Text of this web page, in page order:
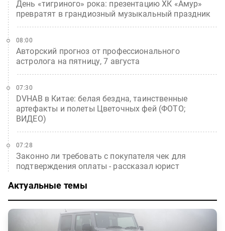
День «тигриного» рока: презентацию ХК «Амур»
превратят в грандиозный музыкальный праздник
Авторский прогноз от профессионального
астролога на пятницу, 7 августа
08:00
DVHAB в Китае: белая бездна, таинственные
артефакты и полеты Цветочных фей (ФОТО;
ВИДЕО)
07:30
Законно ли требовать с покупателя чек для
подтверждения оплаты - рассказал юрист
07:28
Актуальные темы